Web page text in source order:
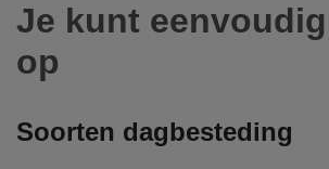
Je kunt
op
Soorten dagbesteding